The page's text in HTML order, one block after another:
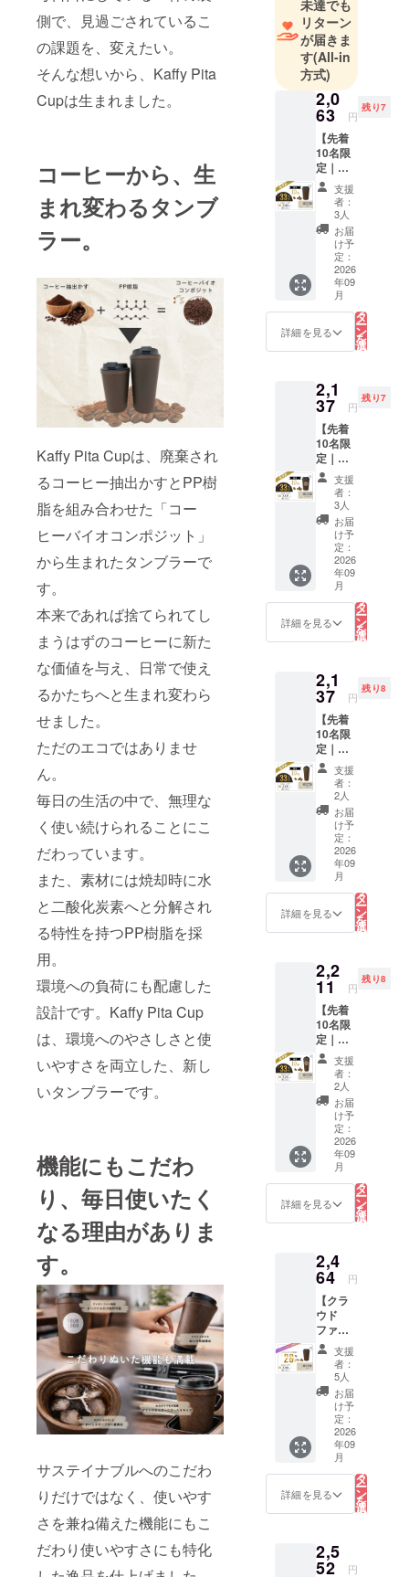
側で、見過ごされているこ
の課題を、変えたい。
そんな想いから、Kaffy Pita
Cupは生まれました。
コーヒーから、生
まれ変わるタンブ
ラー。
Kaffy Pita Cupは、廃棄され
るコーヒー抽出かすとPP樹
脂を組み合わせた「コー
ヒーバイオコンポジット」
から生まれたタンブラーで
す。
本来であれば捨てられてし
まうはずのコーヒーに新た
な価値を与え、日常で使え
るかたちへと生まれ変わら
せました。
ただのエコではありませ
ん。
毎日の生活の中で、無理な
く使い続けられることにこ
だわっています。
また、素材には焼却時に水
と二酸化炭素へと分解され
る特性を持つPP樹脂を採
用。
環境への負荷にも配慮した
設計です。Kaffy Pita Cup
は、環境へのやさしさと使
いやすさを両立した、新し
いタンブラーです。
機能にもこだわ
り、毎日使いたく
なる理由がありま
す。
サステイナブルへのこだわ
りだけではなく、使いやす
さを兼ね備えた機能にもこ
だわり使いやすさにも特化
未達でも
リターン
が届きま
す(All-in
方式)
2,0
63 円
残り7
【先着
10名限
定｜超
早割
33%OF
Kaffy
Pita
Cup
340ml
（ロゴ
なし）
《1,017
円お
得！》
価格
3,080円
→
2,063円
（税
込・送
料込
み）
（約
33%OF
【内
容】 ・
Kaffy
Pita
Cup
340ml
【製品
仕様】
量：
340ml
・倒れ
にくい
吸盤構
造 ・二
重構造
（保
温・保
冷） ・
コー
ヒー抽
出かす
を再利
イオプ
ラス
チック
使用 ※
食洗機
には対
応して
おりま
せん。
支援
者：
3人
お届
け予
定：
2026
年09
月
詳細を見る
リ
タ
ー
ン
を
選
択
2,1
37 円
残り7
【先着
10名限
定｜超
早割
33%OF
Kaffy
Pita
Cup
340ml
（オリ
ジナル
ロゴ入
り）
《1,053
一般販
売予定
価格
3,190円
→
2,137円
（税
込・送
料込
み）
（約
33%OF
【内
容】 ・
Kaffy
Pita
ジナル
ロゴ入
点 【製
品仕
様】 ・
容量：
340ml
・倒れ
にくい
吸盤構
造 ・二
重構造
（保
温・保
冷） ・
コー
用した
コー
ヒーバ
イオプ
ラス
チック
使用 ※
食洗機
には対
応して
おりま
せん。
支援
者：
3人
お届
け予
定：
2026
年09
月
詳細を見る
リ
タ
ー
ン
を
選
択
2,1
37 円
残り8
【先着
10名限
定｜超
早割
33%OF
Kaffy
Pita
Cup
430ml
（ロゴ
なし）
《1,053
円お
得！》
価格
3,190円
→
2,137円
（税
込・送
料込
み）
（約
33%OF
【内
容】 ・
Kaffy
Pita
Cup
430ml
【製品
仕様】
量：
430ml
・倒れ
にくい
吸盤構
造 ・二
重構造
（保
温・保
冷） ・
コー
ヒー抽
出かす
を再利
イオプ
ラス
支援
者：
2人
お届
け予
定：
2026
年09
月
詳細を見る
リ
タ
ー
ン
を
選
択
2,2
11 円
残り8
【先着
10名限
定｜超
早割
33%OF
Kaffy
Pita
Cup
430ml
（オリ
ジナル
ロゴ入
り）
《1,089
一般販
売予定
価格
3,300円
→
2,211円
（税
込・送
料込
み）
（約
33%OF
【内
容】 ・
Kaffy
Pita
ジナル
ロゴ入
支援
者：
2人
お届
け予
定：
2026
年09
月
詳細を見る
リ
タ
ー
ン
を
選
択
2,4
64 円
【クラ
ウド
ファン
ディン
グ限定
20%OF
F】
Kaffy
Pita
Cup
340ml
（ロゴ
なし）
《616円
お
売予定
価格
支援
者：
5人
お届
け予
定：
2026
年09
月
詳細を見る
リ
タ
ー
ン
を
選
択
2,5
52 円